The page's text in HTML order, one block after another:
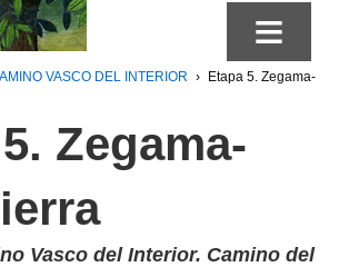
≡
VASCO DEL INTERIOR ›
Etapa 5. Zegama-
Zegama-
Vasco del Interior. Camino del